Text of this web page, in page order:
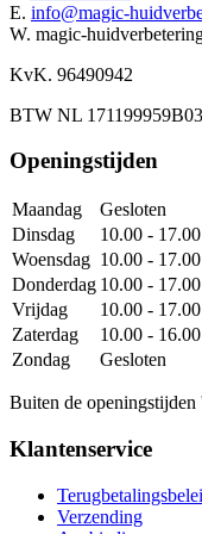
E. info@magic-
W. magic-
KvK. 96490942
BTW NL 171199959B03
Openingstijden
Maandag
Gesloten
Dinsdag
10.00 - 17.00
Woensdag 10.00 - 17.00
Donderdag 10.00 - 17.00
Vrijdag
10.00 - 17.00
Zaterdag
10.00 - 16.00
Zondag
Gesloten
Buiten de
Klantenservice
Verzending